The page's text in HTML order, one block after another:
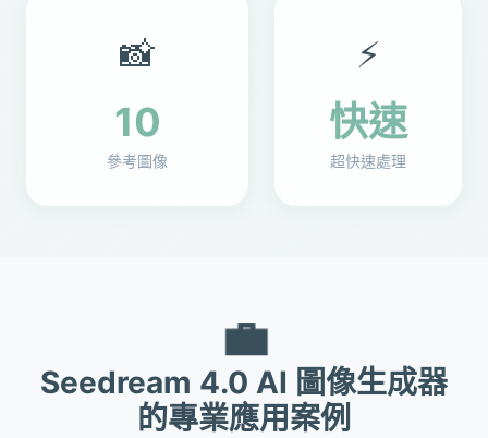
📸
10
參考圖像
⚡
快速
超快速處理
💼
Seedream 4.0 AI 圖像生成器
的專業應用案例